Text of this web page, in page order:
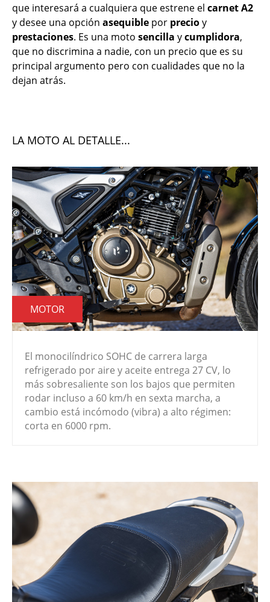
que interesará a cualquiera que estrene el carnet A2
y desee una opción asequible por precioy
prestaciones. Es una moto sencilla ycumplidora,
que no discrimina a nadie, con un precio que es su
principal argumento pero con cualidades que no la
dejan atrás.
LA MOTO AL DETALLE...
MOTOR
El monocilíndrico SOHC de carrera larga
refrigerado por aire y aceite entrega 27 CV, lo
más sobresaliente son los bajos que permiten
rodar incluso a 60 km/h en sexta marcha, a
cambio está incómodo (vibra) a alto régimen:
corta en 6000 rpm.